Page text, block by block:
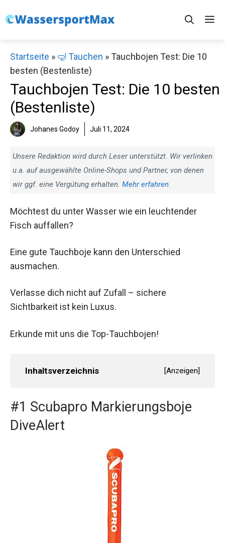
Inhalt
Startseite » 🤿 Tauchen »Tauchbojen Test: Die 10
besten (Bestenliste)
Tauchbojen Test: Die 10 besten
(Bestenliste)
Johanes Godoy Juli 11, 2024
Unsere Redaktion wird durch Leser unterstützt. Wir verlinken
u.a. auf ausgewählte Online-Shops und Partner, von denen
wir ggf. eine Vergütung erhalten. Mehr erfahren.
Möchtest du unter Wasser wie ein leuchtender
Fisch auffallen?
Eine gute Tauchboje kann den Unterschied
ausmachen.
Verlasse dich nicht auf Zufall – sichere
Sichtbarkeit ist kein Luxus.
Erkunde mit uns die Top-Tauchbojen!
Inhaltsverzeichnis [Anzeigen]
#1 Scubapro Markierungsboje
DiveAlert